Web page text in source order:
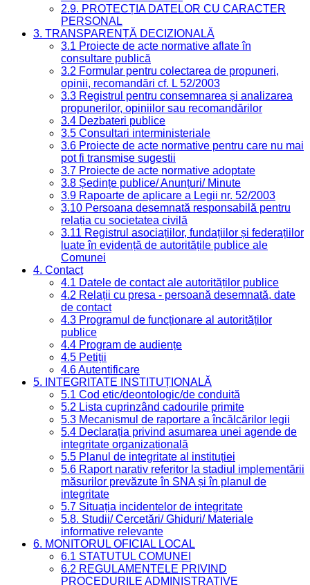
2.9. PROTECȚIA DATELOR CU CARACTER
PERSONAL
3. TRANSPARENȚĂ DECIZIONALĂ
3.1 Proiecte de acte normative aflate în
consultare publică
3.2 Formular pentru colectarea de propuneri,
opinii, recomandări cf. L 52/2003
3.3 Registrul pentru consemnarea și analizarea
propunerilor, opiniilor sau recomandărilor
3.4 Dezbateri publice
3.5 Consultari interministeriale
3.6 Proiecte de acte normative pentru care nu mai
pot fi transmise sugestii
3.7 Proiecte de acte normative adoptate
3.8 Ședințe publice/ Anunțuri/ Minute
3.9 Rapoarte de aplicare a Legii nr. 52/2003
3.10 Persoana desemnată responsabilă pentru
relația cu societatea civilă
3.11 Registrul asociațiilor, fundațiilor și federațiilor
luate în evidență de autoritățile publice ale
Comunei
4. Contact
4.1 Datele de contact ale autorităților publice
4.2 Relații cu presa - persoană desemnată, date
de contact
4.3 Programul de funcționare al autorităților
publice
4.4 Program de audiențe
4.5 Petiții
4.6 Autentificare
5. INTEGRITATE INSTITUȚIONALĂ
5.1 Cod etic/deontologic/de conduită
5.2 Lista cuprinzând cadourile primite
5.3 Mecanismul de raportare a încălcărilor legii
5.4 Declarația privind asumarea unei agende de
integritate organizațională
5.5 Planul de integritate al instituției
5.6 Raport narativ referitor la stadiul implementării
măsurilor prevăzute în SNA și în planul de
integritate
5.7 Situația incidentelor de integritate
5.8. Studii/ Cercetări/ Ghiduri/ Materiale
informative relevante
6. MONITORUL OFICIAL LOCAL
6.1 STATUTUL COMUNEI
6.2 REGULAMENTELE PRIVIND
PROCEDURILE ADMINISTRATIVE